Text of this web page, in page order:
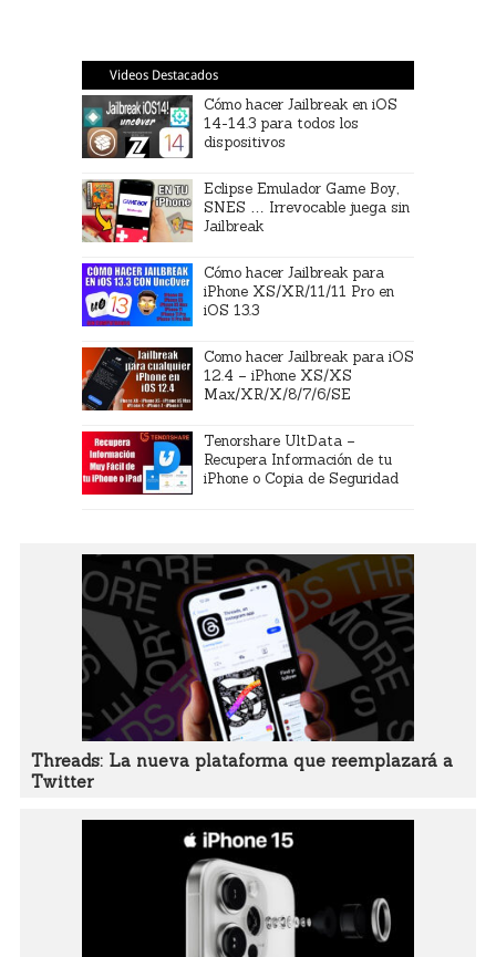
Videos Destacados
Cómo hacer Jailbreak en iOS
14-14.3 para todos los
dispositivos
Eclipse Emulador Game Boy,
SNES … Irrevocable juega sin
Jailbreak
Cómo hacer Jailbreak para
iPhone XS/XR/11/11 Pro en
iOS 13.3
Como hacer Jailbreak para iOS
12.4 – iPhone XS/XS
Max/XR/X/8/7/6/SE
Tenorshare UltData –
Recupera Información de tu
iPhone o Copia de Seguridad
Threads: La nueva plataforma que reemplazará a
Twitter